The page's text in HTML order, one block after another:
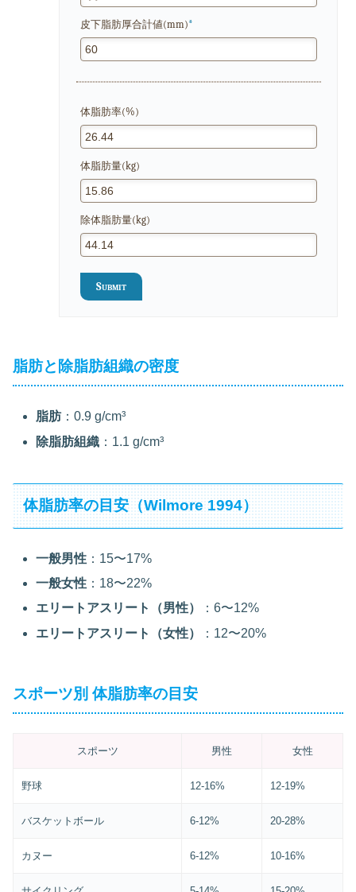
皮下脂肪厚合計値(mm)*
体脂肪率(%)
体脂肪量(kg)
除体脂肪量(kg)
Submit
脂肪と除脂肪組織の密度
脂肪：0.9 g/cm³
除脂肪組織 ：1.1 g/cm³
体脂肪率の目安（Wilmore 1994）
一般男性 ：15〜17%
一般女性 ：18〜22%
エリートアスリート（男性）
：6〜12%
エリートアスリート（女性）
：12〜20%
スポーツ別 体脂肪率の目安
スポーツ 男性 女性
野球 12-16% 12-19%
バスケットボール 6-12% 20-28%
カヌー 6-12% 10-16%